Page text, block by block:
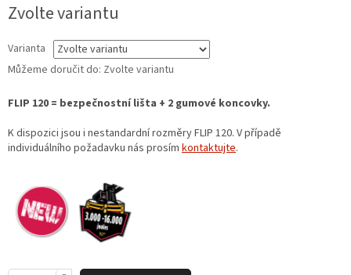
5
cena:
Zvolte variantu
Varianta
Můžeme doručit do: Zvolte variantu
FLIP 120 = bezpečnostní lišta + 2 gumové koncovky.
K dispozici jsou i nestandardní rozměry FLIP 120. V případě
individuálního požadavku nás prosím kontaktujte.